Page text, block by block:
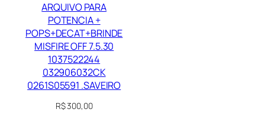
ARQUIVO PARA
POTENCIA +
POPS+DECAT+BRINDE
MISFIRE OFF 7.5.30
1037522244
032906032CK
0261S05591 .SAVEIRO
R$300,00